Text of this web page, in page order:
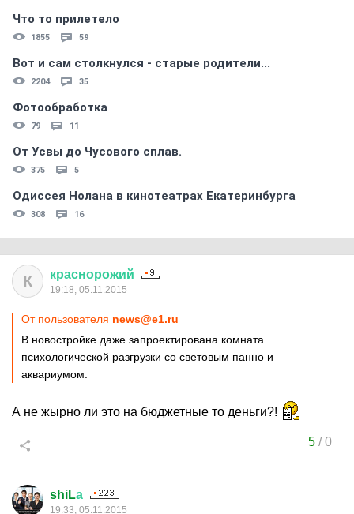
Что то прилетело
1855 59
Вот и сам столкнулся - старые родители...
2204 35
Фотообработка
79 11
От Усвы до Чусового сплав.
375 5
Одиссея Нолана в кинотеатрах Екатеринбурга
308 16
К краснорожий
19:18, 05.11.2015
От пользователя news@e1.ru
В новостройке даже запроектирована комната
психологической разгрузки со световым панно и
аквариумом.
А не жырно ли это на бюджетные то деньги?!
5/0
shiLа
19:33, 05.11.2015